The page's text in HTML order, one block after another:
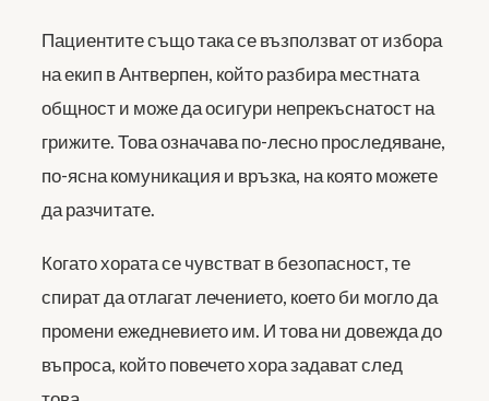
Пациентите също така се възползват от избора
на екип в Антверпен, който разбира местната
общност и може да осигури непрекъснатост на
грижите. Това означава по-лесно проследяване,
по-ясна комуникация и връзка, на която можете
да разчитате.
Когато хората се чувстват в безопасност, те
спират да отлагат лечението, което би могло да
промени ежедневието им. И това ни довежда до
въпроса, който повечето хора задават след